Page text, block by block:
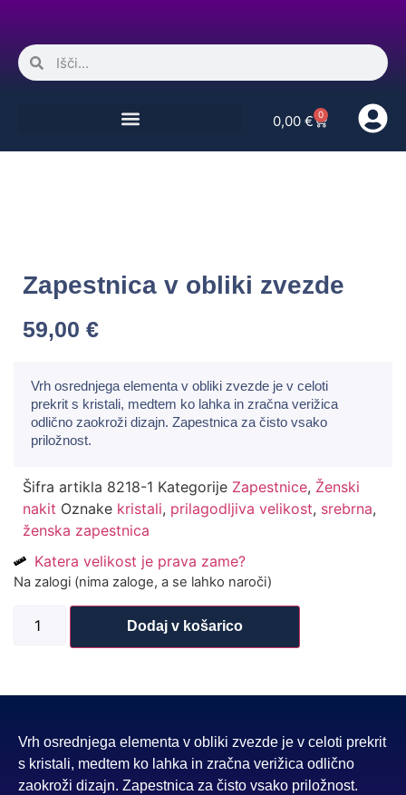
0,00 € 0
Zapestnica v obliki zvezde
59,00 €
Vrh osrednjega elementa v obliki zvezde je v celoti
prekrit s kristali, medtem ko lahka in zračna verižica
odlično zaokroži dizajn. Zapestnica za čisto vsako
priložnost.
Šifra artikla 8218-1 Kategorije Zapestnice, Ženski
nakit Oznake kristali, prilagodljiva velikost, srebrna,
ženska zapestnica
Katera velikost je prava zame?
Na zalogi (nima zaloge, a se lahko naroči)
Dodaj v košarico
Vrh osrednjega elementa v obliki zvezde je v celoti prekrit
s kristali, medtem ko lahka in zračna verižica odlično
zaokroži dizajn. Zapestnica za čisto vsako priložnost.